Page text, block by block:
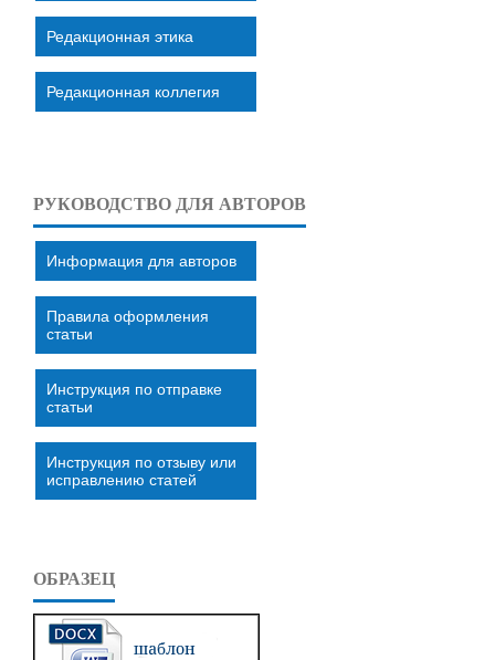
Редакционная этика
Редакционная коллегия
РУКОВОДСТВО ДЛЯ АВТОРОВ
Информация для авторов
Правила оформления
статьи
Инструкция по отправке
статьи
Инструкция по отзыву или
исправлению статей
ОБРАЗЕЦ